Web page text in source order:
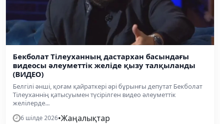
Бекболат Тілеуханның дастархан басындағы
видеосы әлеуметтік желіде қызу талқыланды
(ВИДЕО)
Белгілі әнші, қоғам қайраткері әрі бұрынғы депутат Бекболат
Тілеуханнің қатысуымен түсірілген видео әлеуметтік
желілерде...
6 шілде 2026•Жаңалықтар